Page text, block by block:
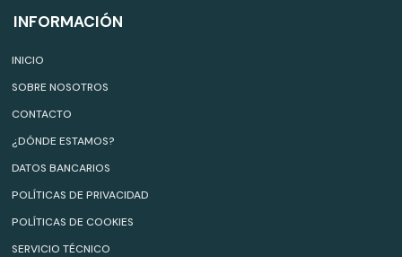
INFORMACIÓN
INICIO
SOBRE NOSOTROS
CONTACTO
¿DÓNDE ESTAMOS?
DATOS BANCARIOS
POLÍTICAS DE PRIVACIDAD
POLÍTICAS DE COOKIES
SERVICIO TÉCNICO